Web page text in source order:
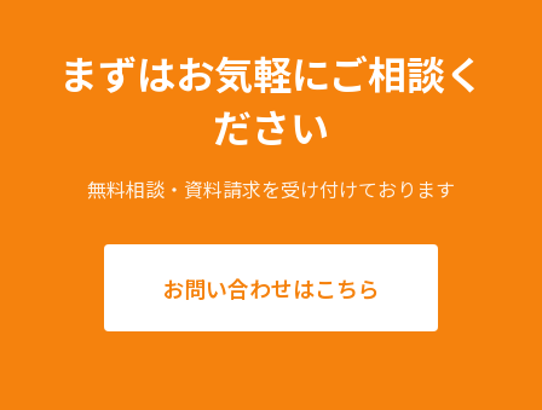
まずはお気軽にご相談く
ださい
無料相談・資料請求を受け付けております
お問い合わせはこちら